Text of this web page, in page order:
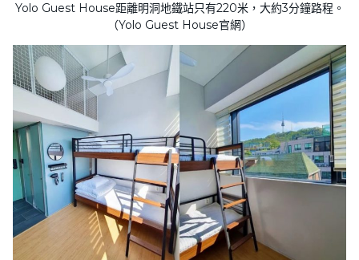
Yolo Guest House距離明洞地鐵站只有220米，大約3分鐘路程。
（Yolo Guest House官網）